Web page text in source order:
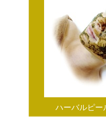
ハーバルピ